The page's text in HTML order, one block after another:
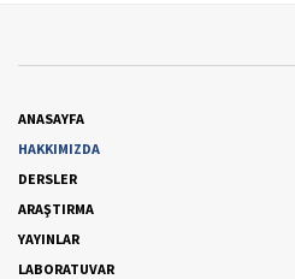
ANASAYFA
HAKKIMIZDA
DERSLER
ARAŞTIRMA
YAYINLAR
LABORATUVAR